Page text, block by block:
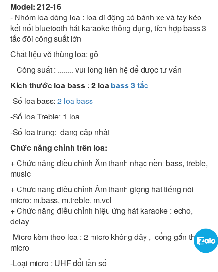
Model: 212-16
- Nhóm loa dòng loa : loa di động có bánh xe và tay kéo
kết nối bluetooth hát karaoke thông dụng, tích hợp bass 3
tấc đôi công suất lớn
Chất liệu vỏ thùng loa: gỗ
_ Công suất : ........ vui lòng liên hệ để được tư vấn
Kích thước loa bass : 2 loa bass 3 tấc
-Số loa bass: 2 loa bass
-Số loa Treble: 1 loa
-Số loa trung: đang cập nhật
Chức năng chỉnh trên loa:
+ Chức năng điều chỉnh Âm thanh nhạc nền: bass, treble,
music
+ Chức năng điều chỉnh Âm thanh giọng hát tiếng nói
micro: m.bass, m.treble, m.vol
+ Chức năng điều chỉnh hiệu ứng hát karaoke : echo,
delay
-Micro kèm theo loa : 2 micro không dây , cổng gắn thêm
micro
-Loại micro : UHF đổi tần số